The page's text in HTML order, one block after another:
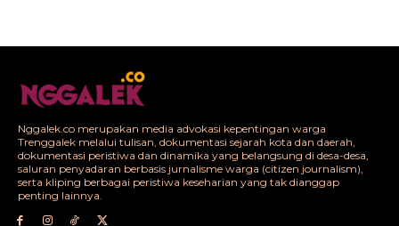
Nggalek.co merupakan media advokasi kepentingan warga
Trenggalek melalui tulisan, dokumentasi sejarah kota dan daerah,
dokumentasi peristiwa dan dinamika yang belangsung di desa-desa,
saluran penyadaran berbasis jurnalisme warga (citizen journalism),
serta kliping berbagai peristiwa keseharian yang tak dianggap
penting lainnya.